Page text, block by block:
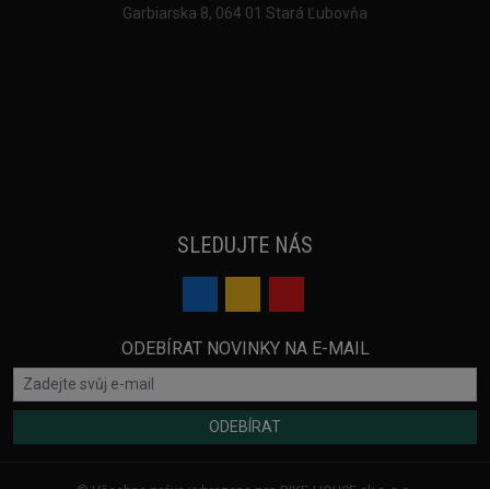
Garbiarska 8, 064 01 Stará Ľubovňa
SLEDUJTE NÁS
ODEBÍRAT NOVINKY NA E-MAIL
ODEBÍRAT